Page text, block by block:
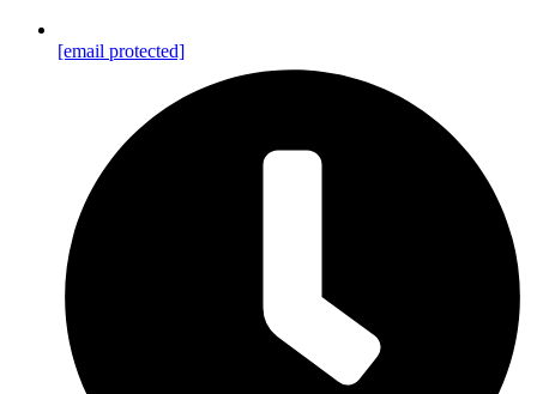
[email protected]